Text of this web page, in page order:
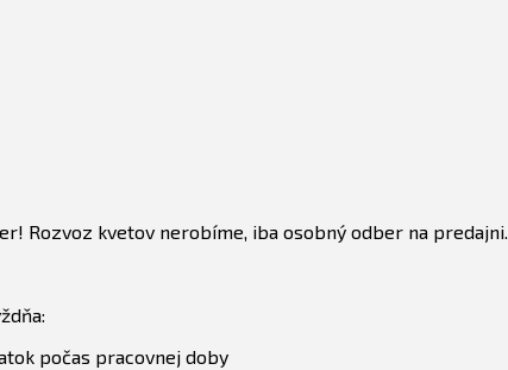
Rozvoz kvetov nerobíme, iba osobný odber na predajni.
počas pracovnej doby